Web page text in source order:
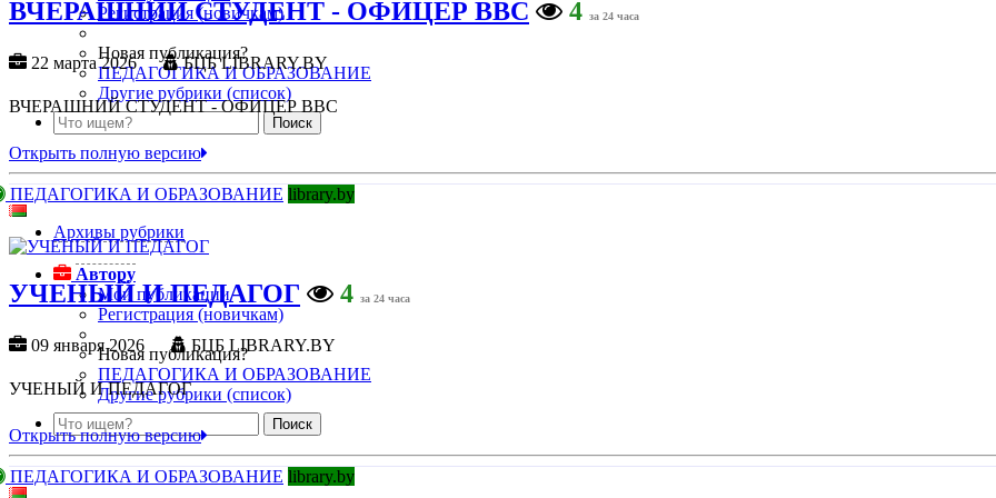
Регистрация (новичкам)
Новая публикация?
ПЕДАГОГИКА И ОБРАЗОВАНИЕ
Другие рубрики (список)
ВЧЕРАШНИЙ СТУДЕНТ - ОФИЦЕР ВВС 4 за 24 часа
22 марта 2026 БЦБ LIBRARY.BY
ВЧЕРАШНИЙ СТУДЕНТ - ОФИЦЕР ВВС
Открыть полную версию
ПЕДАГОГИКА И ОБРАЗОВАНИЕ library.by
Архивы рубрики
Автору
Мои публикации
Регистрация (новичкам)
Новая публикация?
ПЕДАГОГИКА И ОБРАЗОВАНИЕ
Другие рубрики (список)
УЧЕНЫЙ И ПЕДАГОГ 4 за 24 часа
09 января 2026 БЦБ LIBRARY.BY
УЧЕНЫЙ И ПЕДАГОГ
Открыть полную версию
ПЕДАГОГИКА И ОБРАЗОВАНИЕ library.by